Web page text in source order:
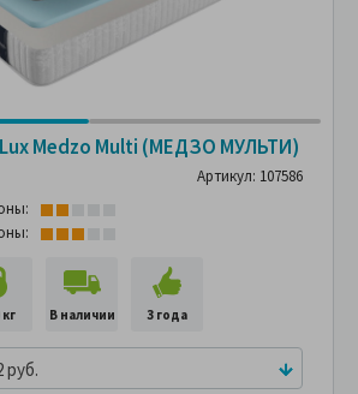
Medzo Multi (МЕДЗО МУЛЬТИ)
Артикул: 107586
В наличии 3 года
руб.